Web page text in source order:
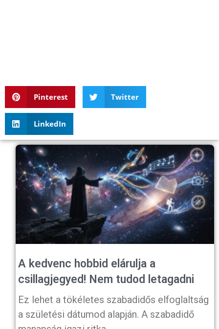
Pinterest Twitter
LinkedIn
A kedvenc hobbid elárulja a
csillagjegyed! Nem tudod letagadni
Ez lehet a tökéletes szabadidős elfoglaltság
a születési dátumod alapján. A szabadidő